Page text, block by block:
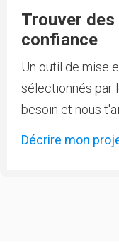
Trouver
confiance
Un outil de mise
sélectionnés par
besoin et nous
Décrire mon